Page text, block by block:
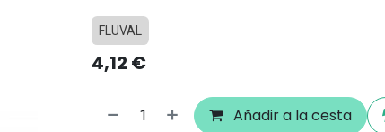
FLUVAL
4,12 €
Añadir a la cesta